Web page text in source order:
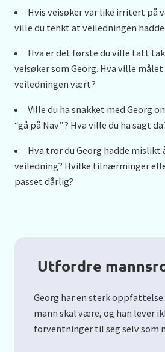
Hvis veisøker var like irritert på
ville du tenkt at veiledningen
Hva er det første du ville tatt
veisøker som Georg. Hva ville
veiledningen vært?
Ville du ha snakket med Georg
“gå på Nav”? Hva ville du ha sagt
Hva tror du Georg hadde mislikt
veiledning? Hvilke tilnærminger
passet dårlig?
Utfordre
Georg har en sterk oppfattelse
mann skal være, og han lever
forventninger til seg selv som